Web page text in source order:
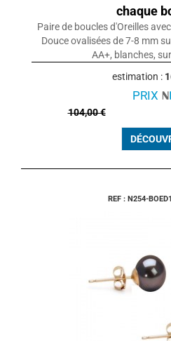
chaque
Paire de boucles d'Oreilles
Douce ovalisées de 7-8 mm
AA+, blanches,
estimation :
PRIX
104,00 €
REF : N254-